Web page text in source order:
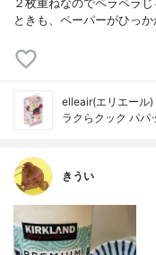
２枚重ねなのでペラペラ
ときも、ペーパーがひっ
elleair(エリエール)
ラクらクック パパ
きうい